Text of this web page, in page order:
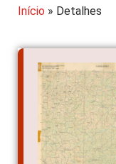
Início » Detalhes